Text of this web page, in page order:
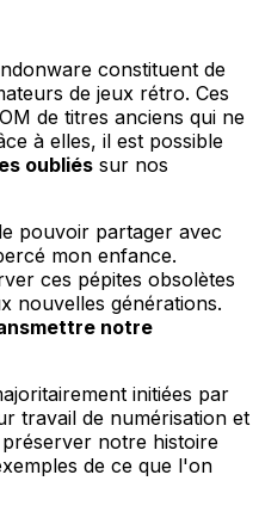
constituent de
de jeux rétro. Ces
de titres anciens qui ne
à elles, il est possible
oubliés sur nos
pouvoir partager avec
mon enfance.
ces pépites obsolètes
nouvelles générations.
notre
initiées par
travail de numérisation et
notre histoire
de ce que l'on